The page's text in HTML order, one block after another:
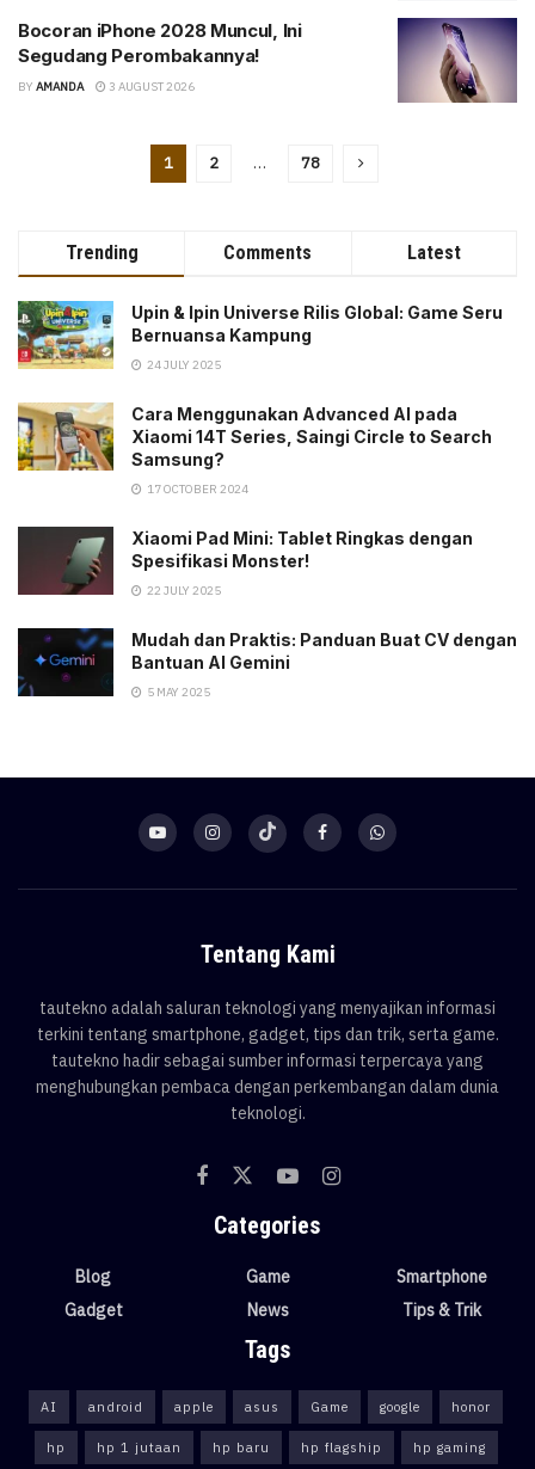
Bocoran iPhone 2028 Muncul, Ini
Segudang Perombakannya!
BY AMANDA 3 AUGUST 2026
1 2 … 78
Trending Comments Latest
Upin & Ipin Universe Rilis Global: Game Seru
Bernuansa Kampung
24 JULY 2025
Cara Menggunakan Advanced AI pada
Xiaomi 14T Series, Saingi Circle to Search
Samsung?
17 OCTOBER 2024
Xiaomi Pad Mini: Tablet Ringkas dengan
Spesifikasi Monster!
22 JULY 2025
Mudah dan Praktis: Panduan Buat CV dengan
Bantuan AI Gemini
5 MAY 2025
Tentang Kami
tautekno adalah saluran teknologi yang menyajikan informasi
terkini tentang smartphone, gadget, tips dan trik, serta game.
tautekno hadir sebagai sumber informasi terpercaya yang
menghubungkan pembaca dengan perkembangan dalam dunia
teknologi.
Categories
Blog
Gadget
Game
News
Smartphone
Tips & Trik
Tags
AI android apple asus Game google honor
hp hp 1 jutaan hp baru hp flagship hp gaming